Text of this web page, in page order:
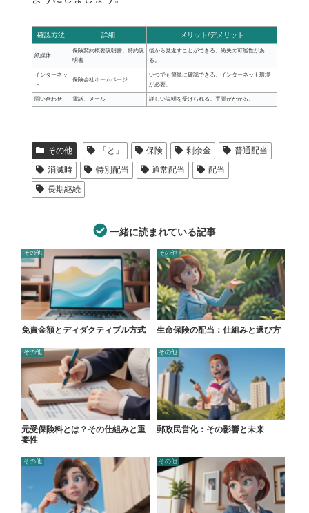
確認方法 詳細 メリット/デメリット
紙媒体
保険契約概要説明書、特約説
明書
後から見返すことができる。紛失の可能性があ
る。
インターネッ
ト
保険会社ホームページ
いつでも簡単に確認できる。インターネット環境
が必要。
問い合わせ 電話、メール 詳しい説明を受けられる。手間がかかる。
その他 「と」 保険 剰余金
普通配当
消滅時
特別配当 通常配当
配当
長期継続
一緒に読まれている記事
その他
免責金額とディダクティブル方式
その他
生命保険の配当：仕組みと選び方
その他
元受保険料とは？その仕組みと重
要性
その他
郵政民営化：その影響と未来
その他 その他